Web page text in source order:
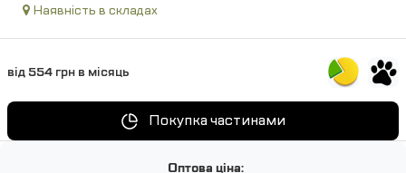
Наявність в складах
від 554 грн в місяць
Покупка частинами
Оптова ціна: